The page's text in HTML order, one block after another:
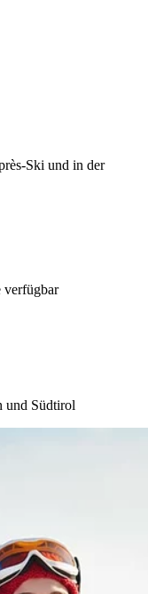
Ski und in der
verfügbar
und Südtirol